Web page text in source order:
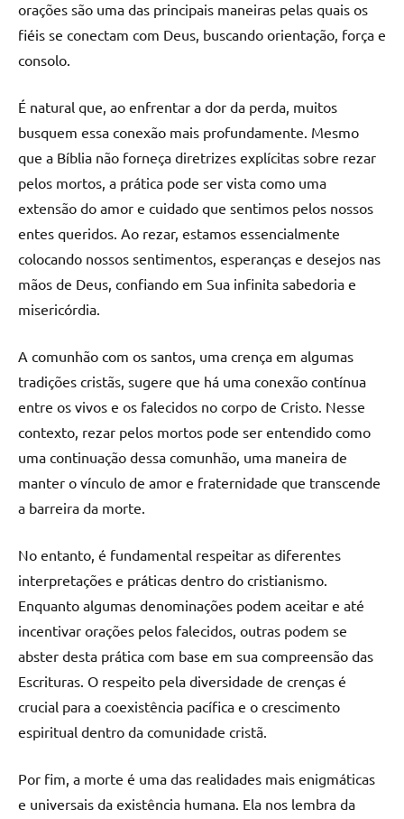
orações são uma das principais maneiras pelas quais os
fiéis se conectam com Deus, buscando orientação, força e
consolo.
É natural que, ao enfrentar a dor da perda, muitos
busquem essa conexão mais profundamente. Mesmo
que a Bíblia não forneça diretrizes explícitas sobre rezar
pelos mortos, a prática pode ser vista como uma
extensão do amor e cuidado que sentimos pelos nossos
entes queridos. Ao rezar, estamos essencialmente
colocando nossos sentimentos, esperanças e desejos nas
mãos de Deus, confiando em Sua infinita sabedoria e
misericórdia.
A comunhão com os santos, uma crença em algumas
tradições cristãs, sugere que há uma conexão contínua
entre os vivos e os falecidos no corpo de Cristo. Nesse
contexto, rezar pelos mortos pode ser entendido como
uma continuação dessa comunhão, uma maneira de
manter o vínculo de amor e fraternidade que transcende
a barreira da morte.
No entanto, é fundamental respeitar as diferentes
interpretações e práticas dentro do cristianismo.
Enquanto algumas denominações podem aceitar e até
incentivar orações pelos falecidos, outras podem se
abster desta prática com base em sua compreensão das
Escrituras. O respeito pela diversidade de crenças é
crucial para a coexistência pacífica e o crescimento
espiritual dentro da comunidade cristã.
Por fim, a morte é uma das realidades mais enigmáticas
e universais da existência humana. Ela nos lembra da